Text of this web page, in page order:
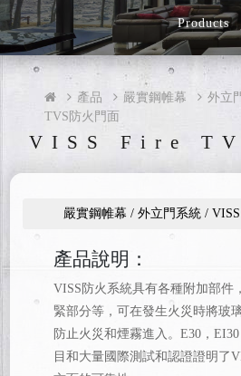
Products
產品 嚴實鋼帷幕 外立
TVS防火門面
VISS Fire
嚴實鋼帷幕 / 外立門系統 /
產品說明：
VISS防火系統具有各種附加部件
緊部分等，可在發生火災時將玻
防止火災和煙霧進入。E30，
目和大量國際測試和認證證明了